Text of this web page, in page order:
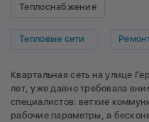
Теплоснабжение
Тепловые сети
Квартальная сеть на улице
лет, уже давно требовала
специалистов: ветхие
рабочие параметры, а